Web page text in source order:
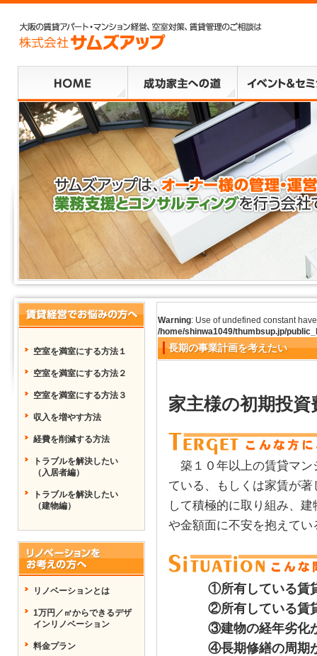
Warning: Use of undefined constant
/home/shinwa1049/thumbsup.jp/
長期の事業計画を考えたい
家主様の初期投
築１０年以上の賃貸マン
ている、もしくは家賃が
して積極的に取り組み、
や金額面に不安を抱えてい
①所有している賃貸
②所有している賃貸
③建物の経年劣化が
④長期修繕の周期が
空室を満室にする方法１
空室を満室にする方法２
空室を満室にする方法３
収入を増やす方法
経費を削減する方法
トラブルを解決したい
（入居者編）
トラブルを解決したい
（建物編）
リノベーションとは
1万円／㎡からできるデザ
インリノベーション
料金プラン